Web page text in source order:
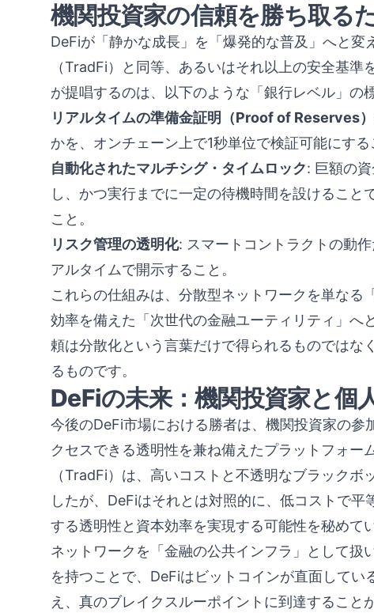
機関投資家の信頼を勝ち取る
DeFiが「静かな成長」を「爆発的な普及」へと変
（TradFi）と同等、あるいはそれ以上の安全基
が提唱するのは、以下のような「銀行レベル」の
リアルタイムの準備金証明（Proof of Reserves）
かを、オンチェーン上で1秒単位で検証可能にする
自動化されたマルチシグ・タイムロック: 巨額の
し、かつ実行までに一定の待機時間を設けること
こと。
リスク管理の透明化: スマートコントラクトの動
アルタイムで開示すること。
これらの仕組みは、分散型ネットワークを単なる
効率を備えた「次世代の金融ユーティリティ」へ
頼は分散化という言葉だけで得られるものではな
るものです。
DeFiの未来：機関投資家と個
今後のDeFi市場における勝者は、機関投資家の
クセスできる透明性を兼ね備えたプラットフォー
（TradFi）は、高いコストと不透明なブラック
したが、DeFiはそれとは対照的に、低コストで
する透明性と資本効率を実現する可能性を秘めて
ネットワークを「金融の公共インフラ」として扱
を持つことで、DeFiはビットコインが直面して
え、真のブレイクスルーポイントに到達すること